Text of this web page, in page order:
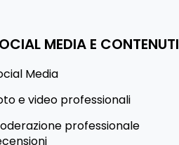
MEDIA E CONTENUTI
Media
e video professionali
professionale